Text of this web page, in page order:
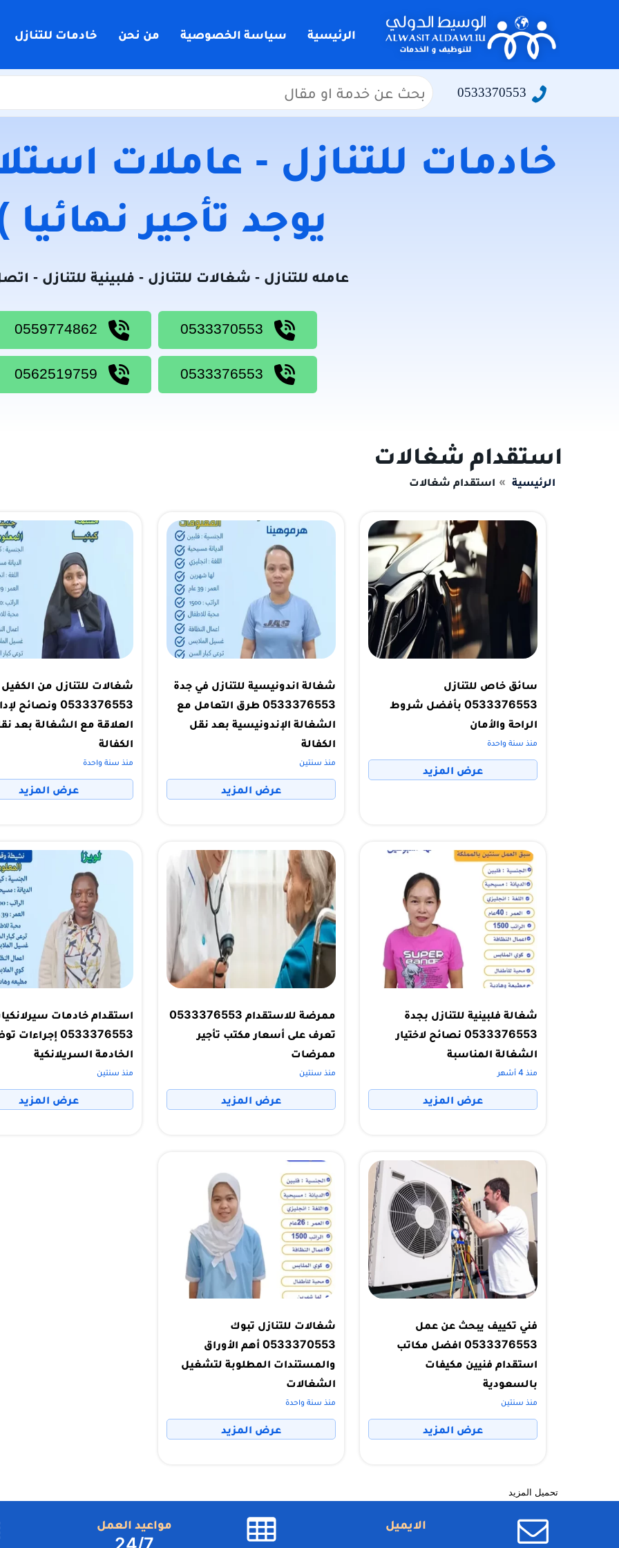
الرئيسية سياسة الخصوصية من نحن خادمات للتنازل
0533370553
البحث
عن:
خادمات للتنازل - عاملات
يوجد تأجير نهائيا
عامله للتنازل - شغالات للتنازل - فلبينية للتنازل -
استقدام شغالات
الرئيسية استقدام شغالات
سائق خاص للتنازل
0533376553 بأفضل شروط
الراحة والأمان
منذ سنة واحدة
عرض المزيد
شغالة اندونيسية للتنازل في جدة
0533376553 طرق التعامل مع
الشغالة الإندونيسية بعد نقل
الكفالة
منذ سنتين
عرض المزيد
شغالات للتنازل من
0533376553 ونصائح
العلاقة مع الشغالة بعد
الكفالة
منذ سنة واحدة
عرض المزيد
شغالة فلبينية للتنازل بجدة
0533376553 نصائح لاختيار
الشغالة المناسبة
منذ 4 أشهر
عرض المزيد
ممرضة للاستقدام 0533376553
تعرف على أسعار مكتب تأجير
ممرضات
منذ سنتين
عرض المزيد
استقدام خادمات
0533376553
الخادمة السريلانكية
منذ سنتين
عرض المزيد
فني تكييف يبحث عن عمل
0533376553 افضل مكاتب
استقدام فنيين مكيفات
بالسعودية
منذ سنتين
عرض المزيد
شغالات للتنازل تبوك
0533370553 أهم الأوراق
والمستندات المطلوبة لتشغيل
الشغالات
منذ سنة واحدة
عرض المزيد
تحميل المزيد
الايميل مواعيد العمل